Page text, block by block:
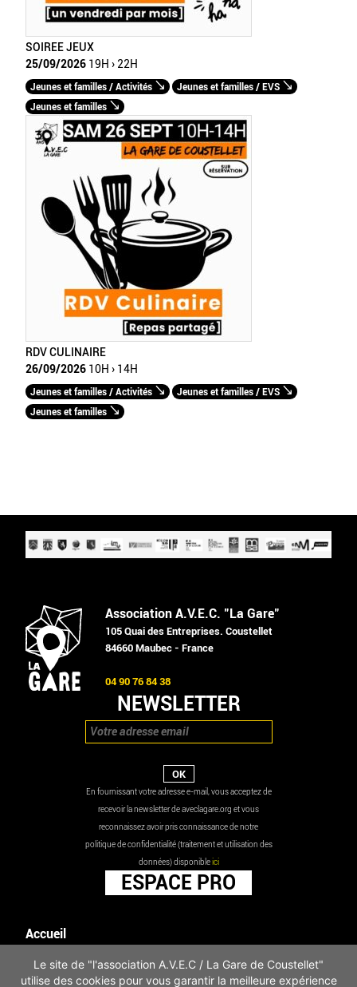
SOIREE JEUX
25/09/2026 19H › 22H
Jeunes et familles / Activités
Jeunes et familles / EVS
Jeunes et familles
RDV CULINAIRE
26/09/2026 10H › 14H
Jeunes et familles / Activités
Jeunes et familles / EVS
Jeunes et familles
Association A.V.E.C. "La Gare"
105 Quai des Entreprises. Coustellet
84660 Maubec - France
04 90 76 84 38
NEWSLETTER
En fournissant votre adresse e-mail, vous acceptez de
recevoir la newsletter de aveclagare.org et vous
reconnaissez avoir pris connaissance de notre
politique de confidentialité (traitement et utilisation des
données) disponibleici
ESPACE PRO
Accueil
Les actualités
Le site de "l'association A.V.E.C / La Gare de Coustellet"
utilise des cookies pour vous garantir la meilleure expérience